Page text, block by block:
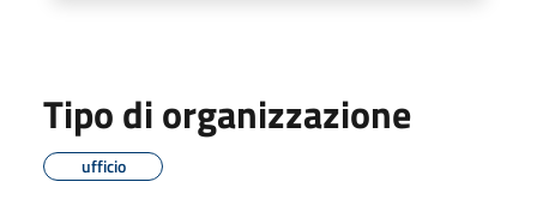
Tipo di organizzazione
ufficio